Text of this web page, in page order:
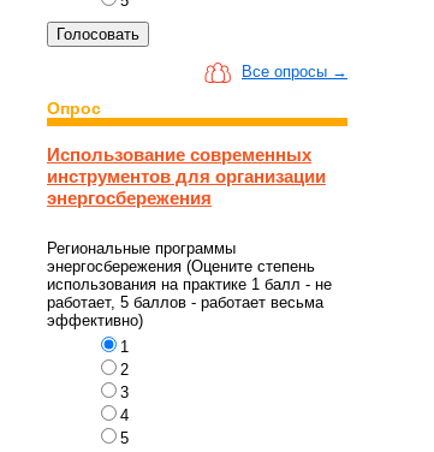
Все опросы →
Опрос
Использование современных
инструментов для организации
энергосбережения
Региональные программы
энергосбережения (Оцените степень
использования на практике 1 балл - не
работает, 5 баллов - работает весьма
эффективно)
1
2
3
4
5